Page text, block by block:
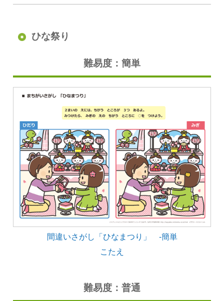
ひな祭り
難易度：簡単
間違いさがし「ひなまつり」 -簡単
こたえ
難易度：普通